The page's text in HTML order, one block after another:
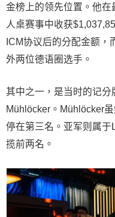
金榜上的领先位置。他
人桌赛事中收获
ICM协议后的分配金额，
外两位德语圈选手。
其中之一，是当时的记
Mühlöcker。Mühlöcker
停在第三名。亚军则属
揽前两名。